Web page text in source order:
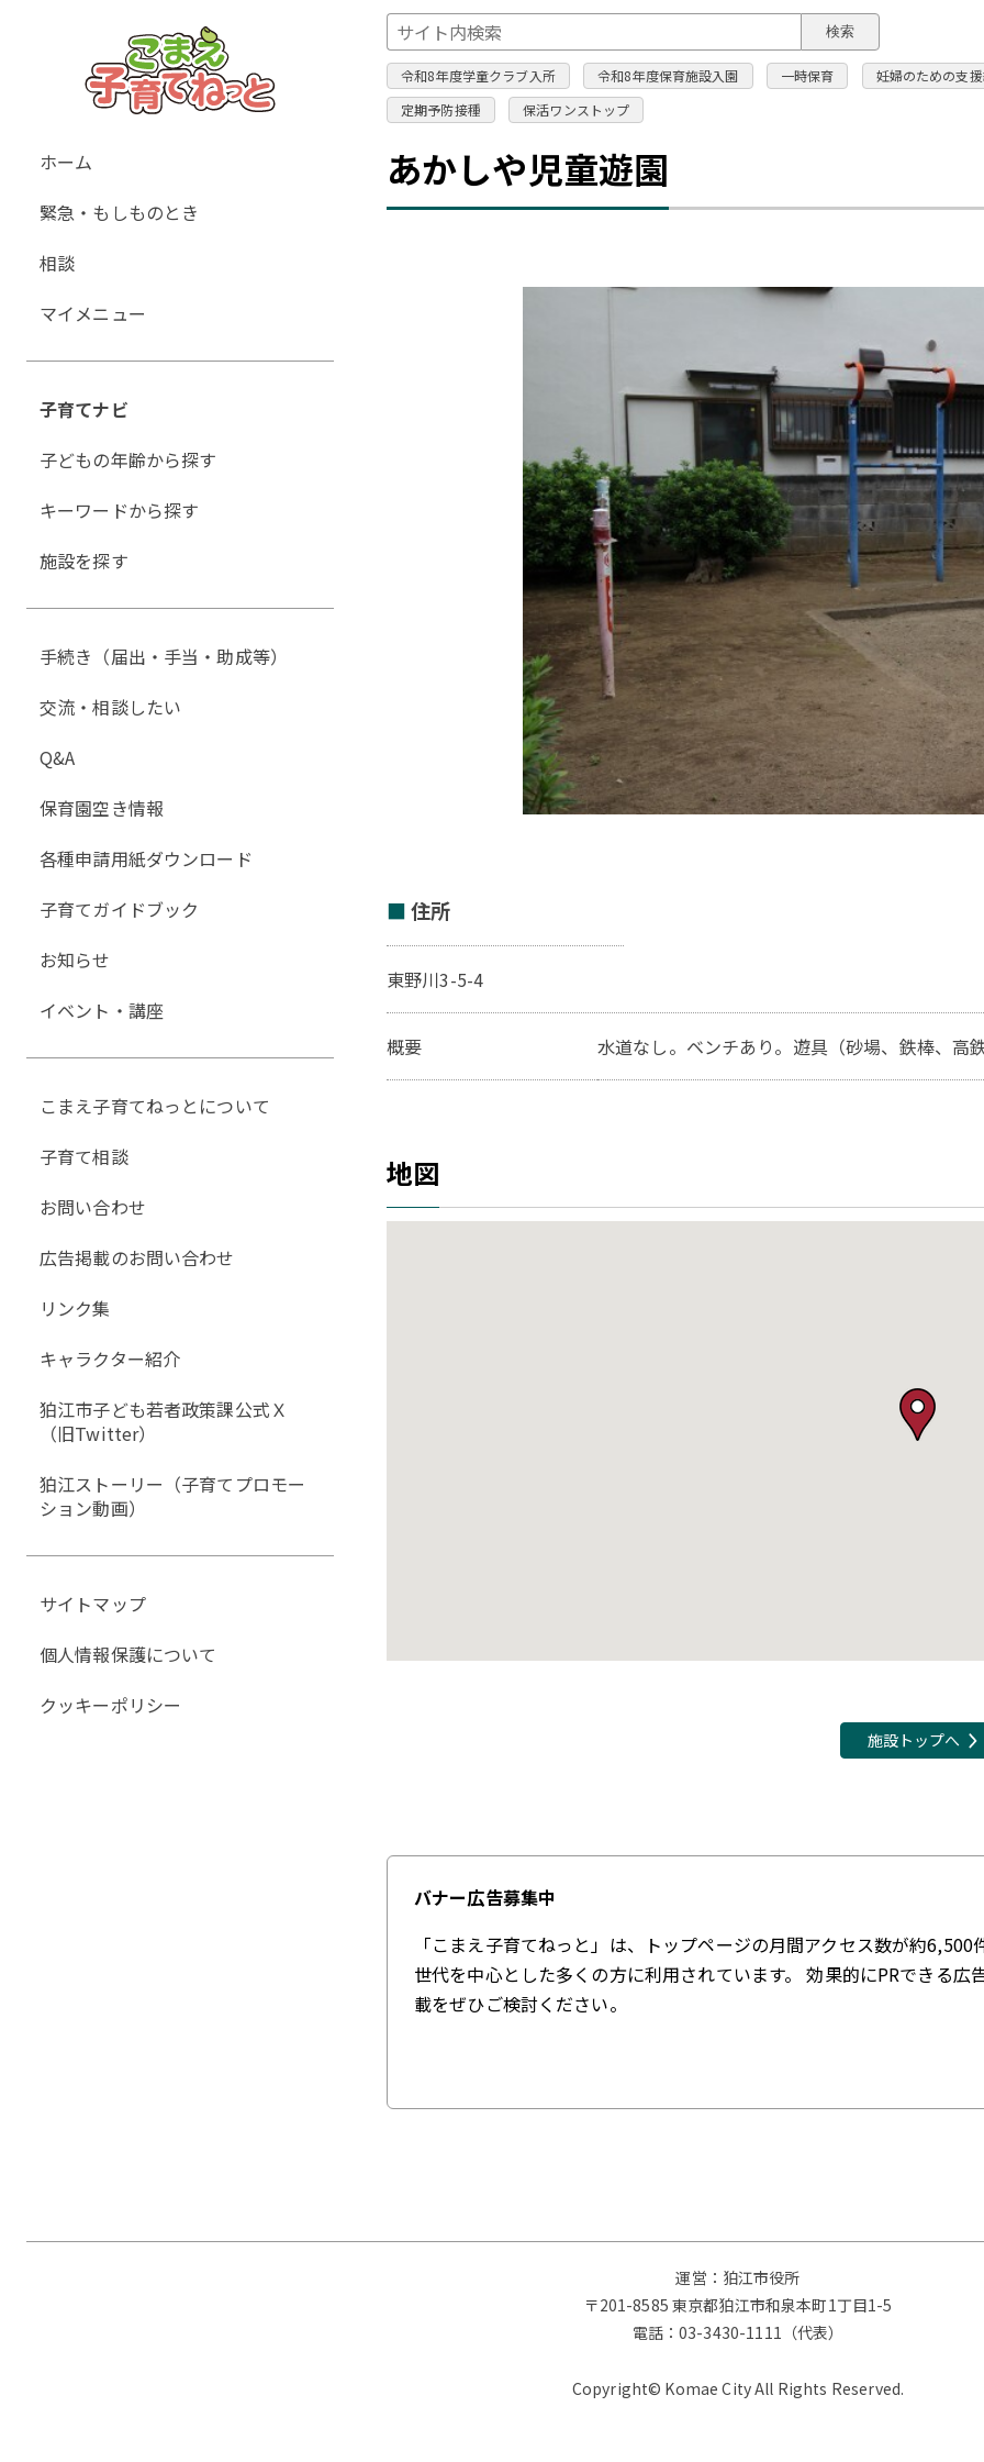
このページの本文へ
検索
令和8年度学童クラブ入所 令和8年度保育施設入園 一時保育 妊婦のための支
定期予防接種
保活ワンストップ
あかしや児童遊園
住所
東野川3-5-4
概要 水道なし。ベンチあり。遊具（砂場、鉄棒、高
地図
施設トップへ
バナー広告募集中
「こまえ子育てねっと」は、トップページの月間アクセス数が約
世代を中心とした多くの方に利用されています。 効果的にPRできる
載をぜひご検討ください。
グ
ー
ル
ナ
ゲ
シ
ョ
ホーム
緊急・もしものとき
相談
マイメニュー
子育てナビ
子どもの年齢から探す
キーワードから探す
施設を探す
手続き（届出・手当・助成等）
交流・相談したい
Q&A
保育園空き情報
各種申請用紙ダウンロード
子育てガイドブック
お知らせ
イベント・講座
こまえ子育てねっとについて
子育て相談
お問い合わせ
広告掲載のお問い合わせ
リンク集
キャラクター紹介
狛江市子ども若者政策課公式Ｘ
（旧Twitter）
狛江ストーリー（子育てプロモー
ション動画）
サイトマップ
個人情報保護について
クッキーポリシー
運営：狛江市役所
〒201-8585 東京都狛江市和泉本町1丁目1-5
電話：03-3430-1111（代表）
Copyright© Komae City All Rights Reserved.